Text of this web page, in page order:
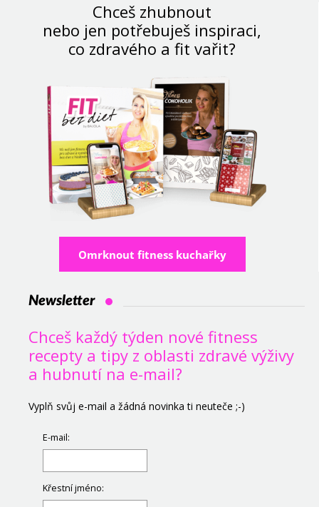
Chceš zhubnout
nebo jen potřebuješ inspiraci,
co zdravého a fit vařit?
Omrknout fitness kuchařky
Newsletter
Chceš každý týden nové fitness
recepty a tipy z oblasti zdravé výživy
a hubnutí na e-mail?
Vyplň svůj e-mail a žádná novinka ti neuteče ;-)
E-mail:
Křestní jméno: